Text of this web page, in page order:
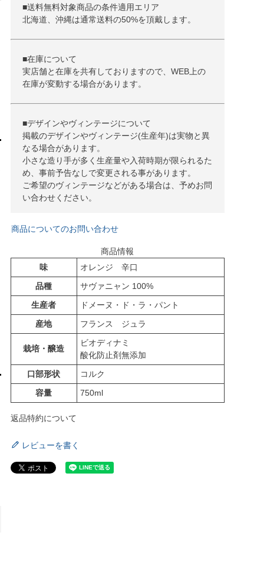
■送料無料対象商品の条件適用エリア
北海道、沖縄は通常送料の50%を頂戴します。
■在庫について
実店舗と在庫を共有しておりますので、WEB上の
在庫が変動する場合があります。
■デザインやヴィンテージについて
掲載のデザインやヴィンテージ(生産年)は実物と異
なる場合があります。
小さな造り手が多く生産量や入荷時期が限られるた
め、事前予告なしで変更される事があります。
ご希望のヴィンテージなどがある場合は、予めお問
い合わせください。
商品についてのお問い合わせ
商品情報
味
オレンジ 辛口
品種
サヴァニャン 100%
生産者
ドメーヌ・ド・ラ・パント
産地
フランス ジュラ
栽培・醸造
ビオディナミ
酸化防止剤無添加
口部形状
コルク
容量
750ml
返品特約について
レビューを書く